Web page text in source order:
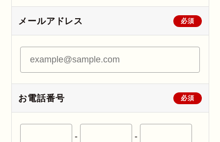
必須
メールアドレス
必須
お電話番号
- -